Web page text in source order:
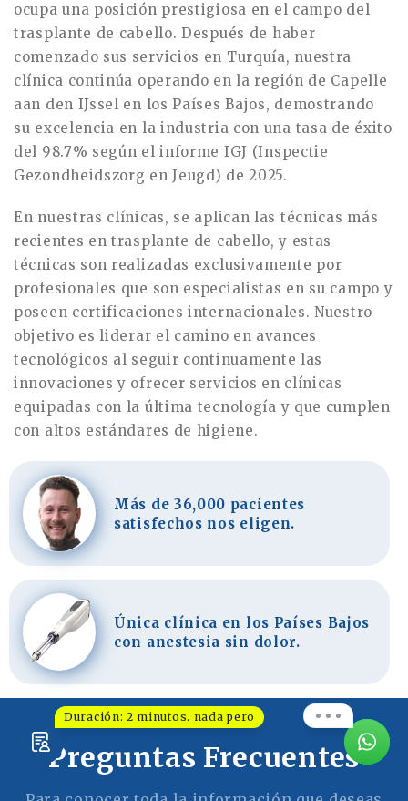
ocupa una posición prestigiosa en el campo del
trasplante de cabello. Después de haber
comenzado sus servicios en Turquía, nuestra
clínica continúa operando en la región de Capelle
aan den IJssel en los Países Bajos, demostrando
su excelencia en la industria con una tasa de éxito
del 98.7% según el informe IGJ (Inspectie
Gezondheidszorg en Jeugd) de 2025.
En nuestras clínicas, se aplican las técnicas más
recientes en trasplante de cabello, y estas
técnicas son realizadas exclusivamente por
profesionales que son especialistas en su campo y
poseen certificaciones internacionales. Nuestro
objetivo es liderar el camino en avances
tecnológicos al seguir continuamente las
innovaciones y ofrecer servicios en clínicas
equipadas con la última tecnología y que cumplen
con altos estándares de higiene.
Más de 36,000 pacientes
satisfechos nos eligen.
Única clínica en los Países Bajos
con anestesia sin dolor.
Preguntas Frecuentes
Duración: 2 minutos. nada pero